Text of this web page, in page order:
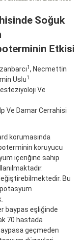
Soğuk
Etkisi
1, Necmettin
Uslu1
Ve
Ve Damar Cerrahisi
korumasında
koruyucu
içeriğine sahip
Bu
baypas eşliğinde
70 hastada
geçmeden